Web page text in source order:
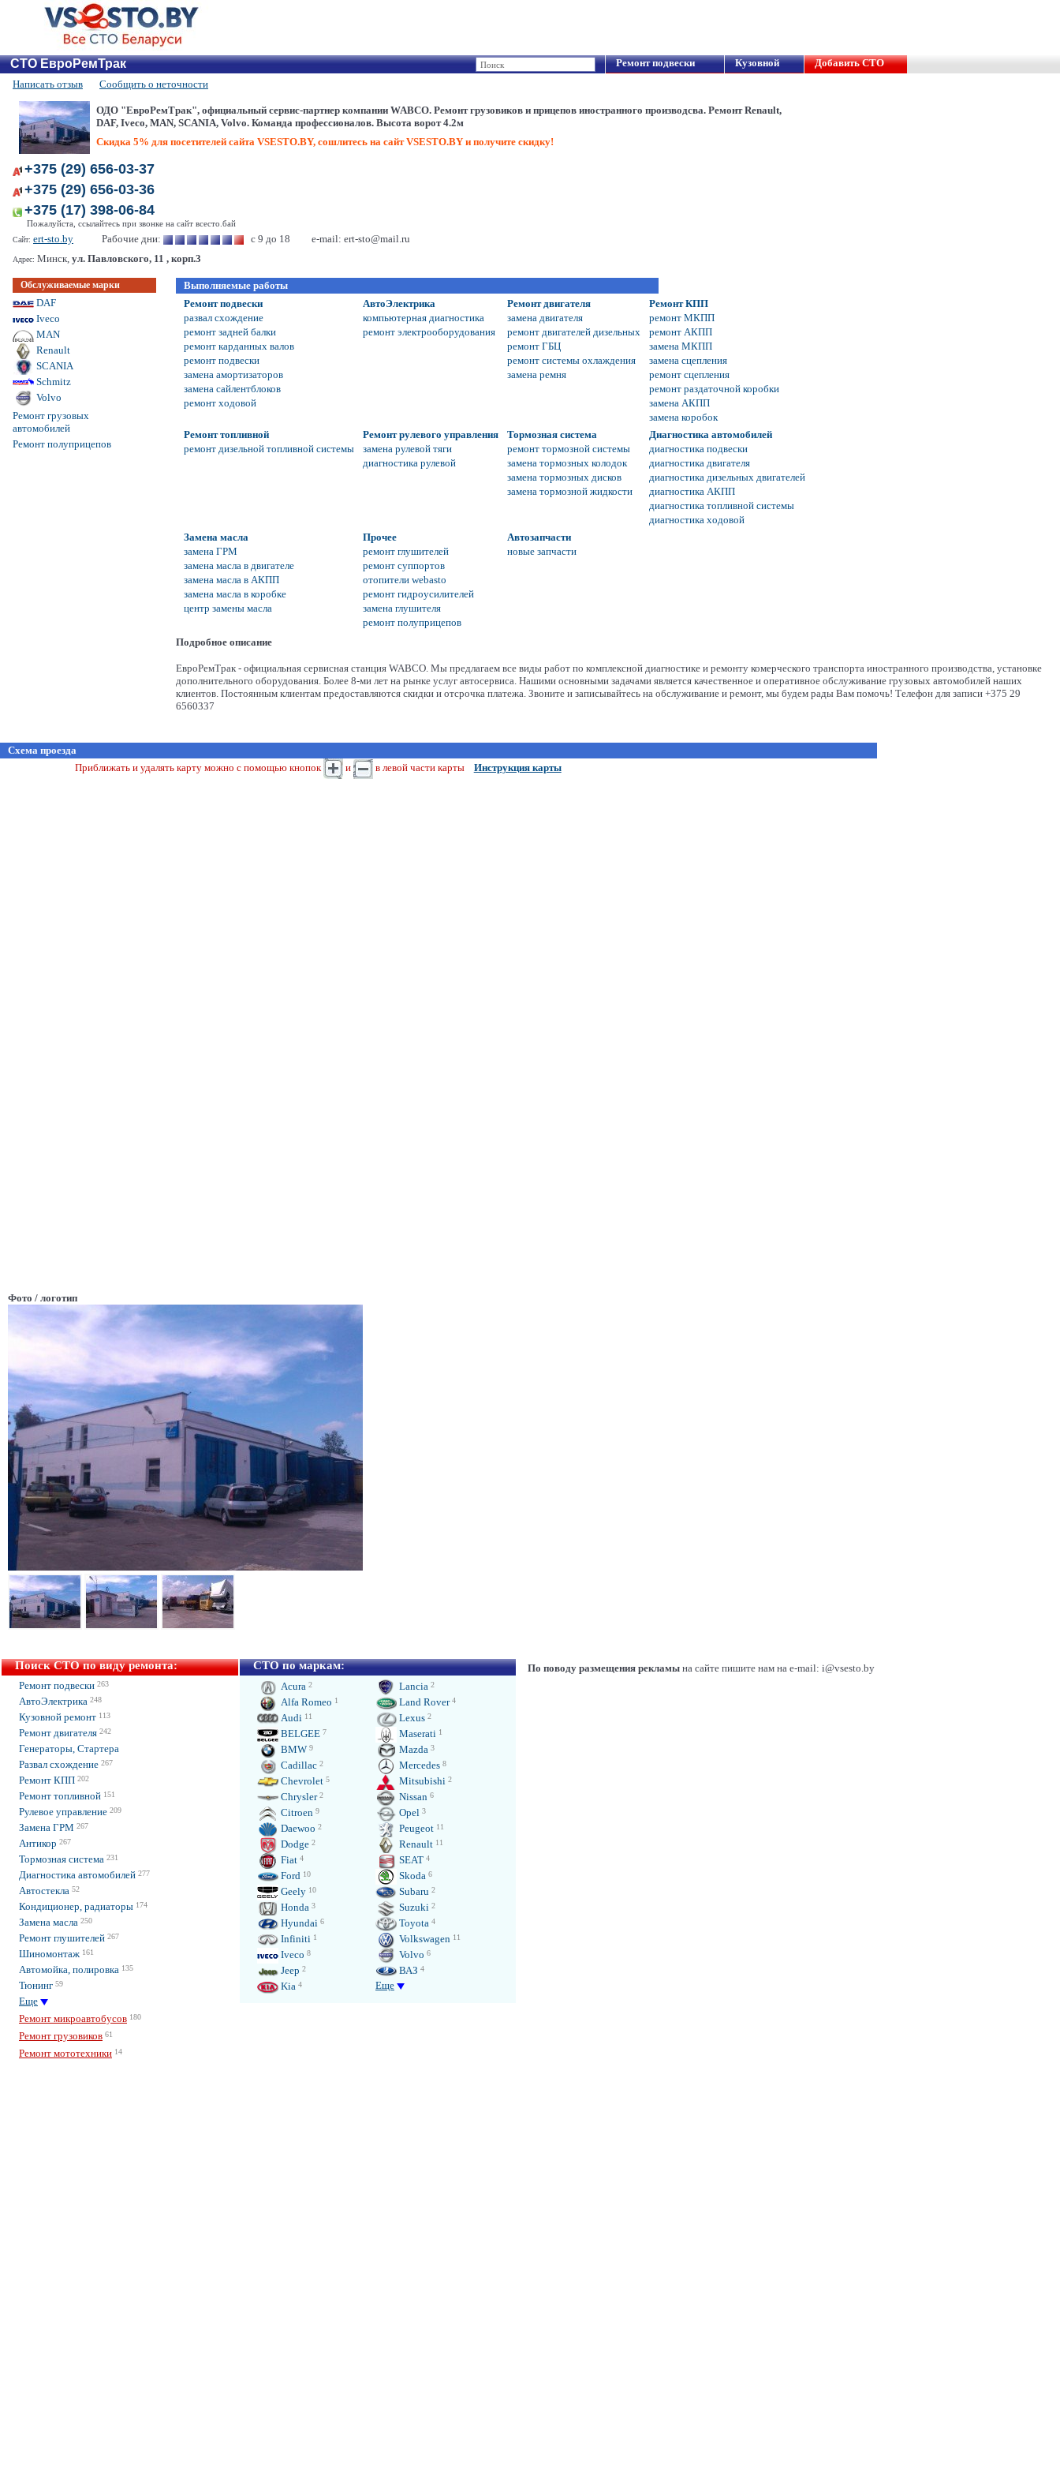
СТО ЕвроРемТрак Ремонт подвески Кузовной
Добавить СТО
Написать отзыв
Сообщить о неточности
ОДО "ЕвроРемТрак", официальный сервис-партнер компании WABCO. Ремонт грузовиков и прицепов иностранного производсва. Ремонт Renault,
DAF, Iveco, MAN, SCANIA, Volvo. Команда профессионалов. Высота ворот 4.2м
Скидка 5% для посетителей сайта VSESTO.BY, сошлитесь на сайт VSESTO.BY и получите скидку!
+375 (29) 656-03-37
+375 (29) 656-03-36
+375 (17) 398-06-84
Пожалуйста, ссылайтесь при звонке на сайт всесто.бай
Сайт: ert-sto.by Рабочие дни: с 9 до 18 e-mail: ert-sto@mail.ru
Адрес: Минск, ул. Павловского, 11 , корп.3
Обслуживаемые марки
DAF
Iveco
MAN
Renault
SCANIA
Schmitz
Volvo
Ремонт грузовых
автомобилей
Ремонт полуприцепов
Выполняемые работы
Ремонт подвески
развал схождение
ремонт задней балки
ремонт карданных валов
ремонт подвески
замена амортизаторов
замена сайлентблоков
ремонт ходовой
АвтоЭлектрика
компьютерная диагностика
ремонт электрооборудования
Ремонт двигателя
замена двигателя
ремонт двигателей дизельных
ремонт ГБЦ
ремонт системы охлаждения
замена ремня
Ремонт КПП
ремонт МКПП
ремонт АКПП
замена МКПП
замена сцепления
ремонт сцепления
ремонт раздаточной коробки
замена АКПП
замена коробок
Ремонт топливной
ремонт дизельной топливной системы
Ремонт рулевого управления
замена рулевой тяги
диагностика рулевой
Тормозная система
ремонт тормозной системы
замена тормозных колодок
замена тормозных дисков
замена тормозной жидкости
Диагностика автомобилей
диагностика подвески
диагностика двигателя
диагностика дизельных двигателей
диагностика АКПП
диагностика топливной системы
диагностика ходовой
Замена масла
замена ГРМ
замена масла в двигателе
замена масла в АКПП
замена масла в коробке
центр замены масла
Прочее
ремонт глушителей
ремонт суппортов
отопители webasto
ремонт гидроусилителей
замена глушителя
ремонт полуприцепов
Автозапчасти
новые запчасти
Подробное описание
ЕвроРемТрак - официальная сервисная станция WABCO. Мы предлагаем все виды работ по комплексной диагностике и ремонту комерческого транспорта иностранного производства, установке
дополнительного оборудования. Более 8-ми лет на рынке услуг автосервиса. Нашими основными задачами является качественное и оперативное обслуживание грузовых автомобилей наших
клиентов. Постоянным клиентам предоставляются скидки и отсрочка платежа. Звоните и записывайтесь на обслуживание и ремонт, мы будем рады Вам помочь! Телефон для записи +375 29
6560337
Схема проезда
Приближать и удалять карту можно с помощью кнопок
и в левой части карты Инструкция карты
Фото / логотип
Поиск СТО по виду ремонта:
Ремонт подвески 263
АвтоЭлектрика 248
Кузовной ремонт 113
Ремонт двигателя 242
Генераторы, Стартера
Развал схождение 267
Ремонт КПП 202
Ремонт топливной 151
Рулевое управление 209
Замена ГРМ 267
Антикор 267
Тормозная система 231
Диагностика автомобилей 277
Автостекла 52
Кондиционер, радиаторы 174
Замена масла 250
Ремонт глушителей 267
Шиномонтаж 161
Автомойка, полировка 135
Тюнинг 59
Еще
Ремонт микроавтобусов 180
Ремонт грузовиков 61
Ремонт мототехники 14
СТО по маркам:
Acura 2
Alfa Romeo 1
Audi 11
BELGEE 7
BMW 9
Cadillac 2
Chevrolet 5
Chrysler 2
Citroen 9
Daewoo 2
Dodge 2
Fiat 4
Ford 10
Geely 10
Honda 3
Hyundai 6
Infiniti 1
Iveco 8
Jeep 2
Kia 4
Lancia 2
Land Rover 4
Lexus 2
Maserati 1
Mazda 3
Mercedes 8
Mitsubishi 2
Nissan 6
Opel 3
Peugeot 11
Renault 11
SEAT 4
Skoda 6
Subaru 2
Suzuki 2
Toyota 4
Volkswagen 11
Volvo 6
ВАЗ 4
Еще
По поводу размещения рекламы на сайте пишите нам на e-mail: i@vsesto.by